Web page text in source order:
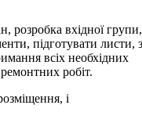
розробка вхідної групи,
підготувати листи,
всіх необхідних
робіт.
і